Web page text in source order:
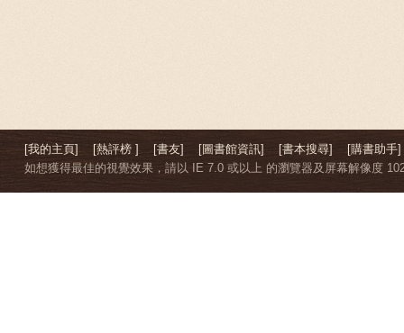
[我的主頁] [熱評榜 ] [書友] [圖書館資訊] [書本搜尋]
[購書助手]
如想獲得最佳的視覺效果，請以 IE 7.0 或以上 的瀏覽器及屏幕解像度